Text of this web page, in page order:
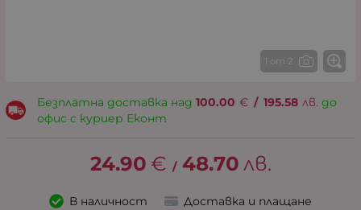
1 от 2
Безплатна доставка над 100.00 € / 195.58 лв. до
офис с куриер Еконт
24.90 € / 48.70 лв.
В наличност Доставка и плащане